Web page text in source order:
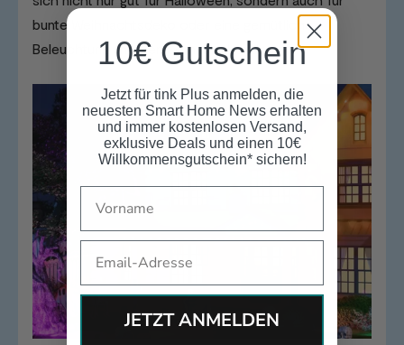
bunte Weihnachtsdeko oder eine gemütliche
Beleuchtung an lauen Sommerabenden.
10€ Gutschein
Jetzt für tink Plus anmelden, die
neuesten Smart Home News erhalten
und immer kostenlosen Versand,
exklusive Deals und einen 10€
Willkommensgutschein* sichern!
JETZT ANMELDEN